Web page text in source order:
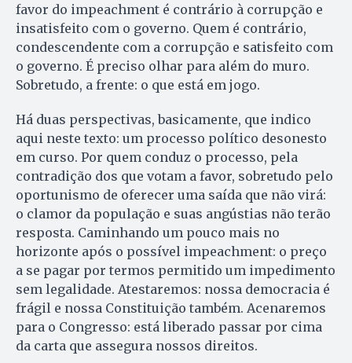
favor do impeachment é contrário à corrupção e
insatisfeito com o governo. Quem é contrário,
condescendente com a corrupção e satisfeito com
o governo. É preciso olhar para além do muro.
Sobretudo, a frente: o que está em jogo.
Há duas perspectivas, basicamente, que indico
aqui neste texto: um processo político desonesto
em curso. Por quem conduz o processo, pela
contradição dos que votam a favor, sobretudo pelo
oportunismo de oferecer uma saída que não virá:
o clamor da população e suas angústias não terão
resposta. Caminhando um pouco mais no
horizonte após o possível impeachment: o preço
a se pagar por termos permitido um impedimento
sem legalidade. Atestaremos: nossa democracia é
frágil e nossa Constituição também. Acenaremos
para o Congresso: está liberado passar por cima
da carta que assegura nossos direitos.